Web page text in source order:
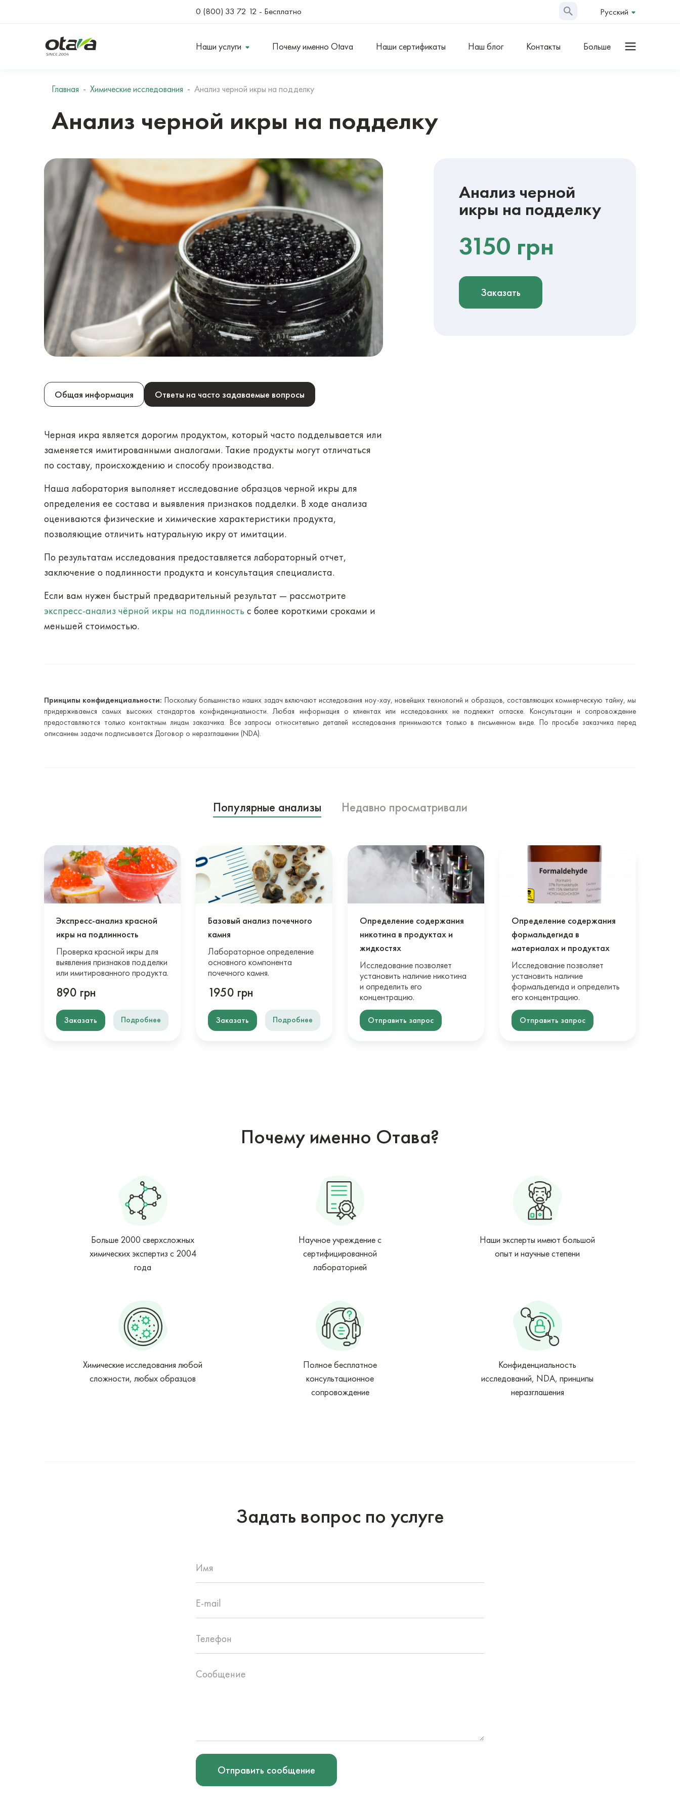
0 (800) 33 72 12 - Бесплатно Русский
Наши услуги Почему именно Otava Наши сертификаты Наш блог Контакты Больше
Главная Химические исследования Анализ черной икры на подделку
Анализ черной икры на подделку
Общая информация Ответы на часто задаваемые вопросы
Черная икра является дорогим продуктом, который часто подделывается или
заменяется имитированными аналогами. Такие продукты могут отличаться
по составу, происхождению и способу производства.
Наша лаборатория выполняет исследование образцов черной икры для
определения ее состава и выявления признаков подделки. В ходе анализа
оцениваются физические и химические характеристики продукта,
позволяющие отличить натуральную икру от имитации.
По результатам исследования предоставляется лабораторный отчет,
заключение о подлинности продукта и консультация специалиста.
Если вам нужен быстрый предварительный результат — рассмотрите
экспресс-анализ чёрной икры на подлинность с более короткими сроками и
меньшей стоимостью.
Анализ черной
икры на подделку
3150 грн
Заказать
Принципы конфиденциальности: Поскольку большинство наших задач включают исследования ноу-хау, новейших технологий и образцов, составляющих коммерческую тайну, мы
придерживаемся самых высоких стандартов конфиденциальности. Любая информация о клиентах или исследованиях не подлежит огласке. Консультации и сопровождение
предоставляются только контактным лицам заказчика. Все запросы относительно деталей исследования принимаются только в письменном виде. По просьбе заказчика перед
описанием задачи подписывается Договор о неразглашении (NDA).
Популярные анализы Недавно просматривали
Экспресс-анализ красной
икры на подлинность
Проверка красной икры для
выявления признаков подделки
или имитированного продукта.
890 грн
Заказать Подробнее
Базовый анализ почечного
камня
Лабораторное определение
основного компонента
почечного камня.
1950 грн
Заказать Подробнее
Определение содержания
никотина в продуктах и
жидкостях
Исследование позволяет
установить наличие никотина
и определить его
концентрацию.
Отправить запрос
Определение содержания
формальдегида в
материалах и продуктах
Исследование позволяет
установить наличие
формальдегида и определить
его концентрацию.
Отправить запрос
Почему именно Отава?
Больше 2000 сверхсложных
химических экспертиз с 2004
года
Научное учреждение с
сертифицированной
лабораторией
Наши эксперты имеют большой
опыт и научные степени
Химические исследования любой
сложности, любых образцов
Полное бесплатное
консультационное
сопровождение
Конфиденциальность
исследований, NDA, принципы
неразглашения
Задать вопрос по услуге
Имя
E-mail
Телефон
Сообщение
Отправить сообщение